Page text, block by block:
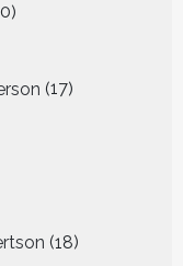
producten
17
producten
18
producten